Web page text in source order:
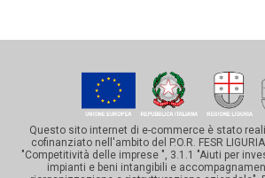
Questo sito internet di e-commerce è stato
cofinanziato nell'ambito del P.O.R. FESR
"Competitività delle imprese ", 3.1.1 "Aiuti per
impianti e beni intangibili e